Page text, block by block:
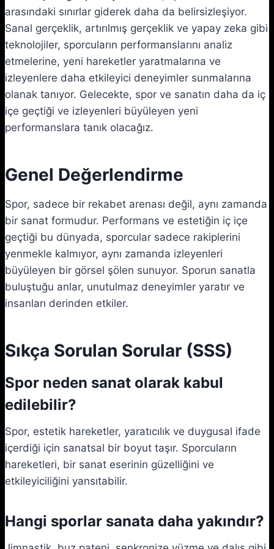
arasındaki sınırlar giderek daha da belirsizleşiyor.
Sanal gerçeklik, artırılmış gerçeklik ve yapay zeka gibi
teknolojiler, sporcuların performanslarını analiz
etmelerine, yeni hareketler yaratmalarına ve
izleyenlere daha etkileyici deneyimler sunmalarına
olanak tanıyor. Gelecekte, spor ve sanatın daha da iç
içe geçtiği ve izleyenleri büyüleyen yeni
performanslara tanık olacağız.
Genel Değerlendirme
Spor, sadece bir rekabet arenası değil, aynı zamanda
bir sanat formudur. Performans ve estetiğin iç içe
geçtiği bu dünyada, sporcular sadece rakiplerini
yenmekle kalmıyor, aynı zamanda izleyenleri
büyüleyen bir görsel şölen sunuyor. Sporun sanatla
buluştuğu anlar, unutulmaz deneyimler yaratır ve
insanları derinden etkiler.
Sıkça Sorulan Sorular (SSS)
Spor neden sanat olarak kabul
edilebilir?
Spor, estetik hareketler, yaratıcılık ve duygusal ifade
içerdiği için sanatsal bir boyut taşır. Sporcuların
hareketleri, bir sanat eserinin güzelliğini ve
etkileyiciliğini yansıtabilir.
Hangi sporlar sanata daha yakındır?